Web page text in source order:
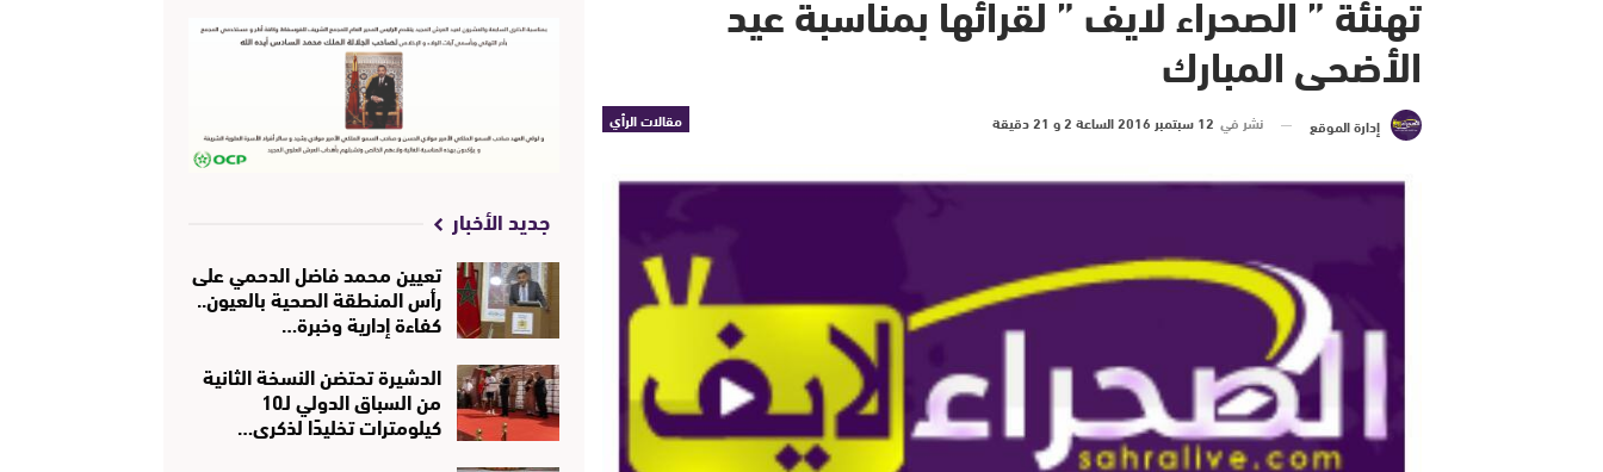
الأضحى المبارك
مقالات الرأي إدارة الموقع نشر في 12 سبتمبر 2016 الساعة 2 و 21 دقيقة
جديد الأخبار
تعيين محمد فاضل الدحمي على
رأس المنطقة الصحية بالعيون..
كفاءة إدارية وخبرة…
الدشيرة تحتضن النسخة الثانية
من السباق الدولي لـ10
كيلومترات تخليدًا لذكرى…